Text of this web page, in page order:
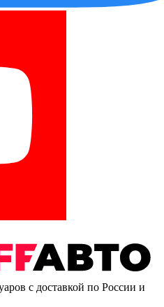
с доставкой по России и